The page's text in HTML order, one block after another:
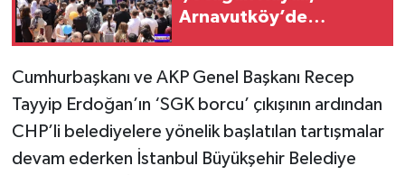
Arnavutköy’de
Cumhurbaşkanı ve AKP Genel Başkanı Recep
Tayyip Erdoğan’ın ‘SGK borcu’ çıkışının ardından
CHP’li belediyelere yönelik başlatılan tartışmalar
devam ederken İstanbul Büyükşehir Belediye